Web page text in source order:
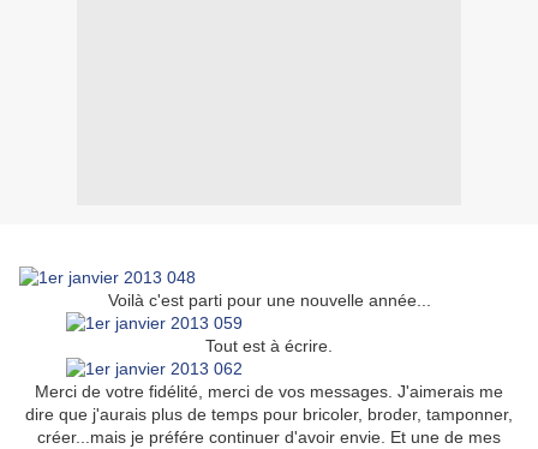
Voilà c'est parti pour une nouvelle année...
Tout est à écrire.
Merci de votre fidélité, merci de vos messages. J'aimerais me
dire que j'aurais plus de temps pour bricoler, broder, tamponner,
créer...mais je préfére continuer d'avoir envie. Et une de mes